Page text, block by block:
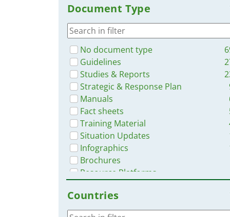
Document Type
No document type
Guidelines
Studies & Reports
Strategic & Response Plan
Manuals
Fact sheets
Training Material
Situation Updates
Infographics
Brochures
Resource Platforms
Videos
Countries